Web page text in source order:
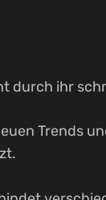
durch ihr
Trends